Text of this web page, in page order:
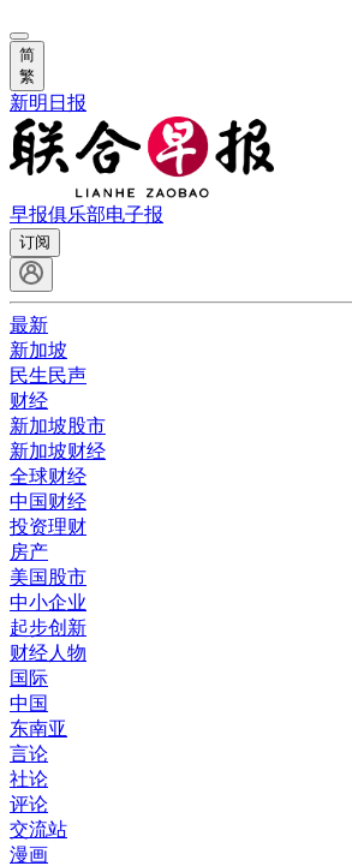
简
繁
新明日报
早报俱乐部电子报
订阅
最新
新加坡
民生民声
财经
新加坡股市
新加坡财经
全球财经
中国财经
投资理财
房产
美国股市
中小企业
起步创新
财经人物
国际
中国
东南亚
言论
社论
评论
交流站
漫画